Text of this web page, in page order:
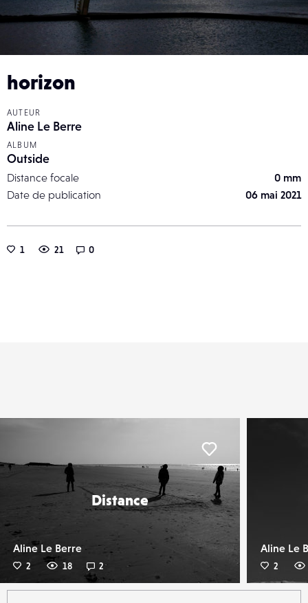
horizon
AUTEUR
Aline Le Berre
ALBUM
Outside
Distance focale
0 mm
Date de publication
06 mai 2021
1 21 0
Distance
Aline Le Berre
2 18 2
Aline Le
2